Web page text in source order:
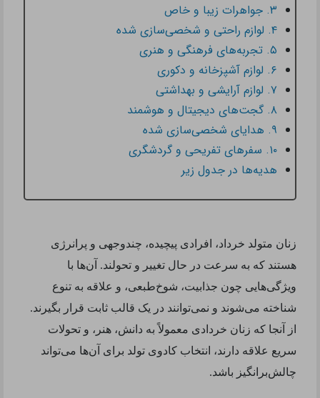
۳. جواهرات زیبا و خاص
۴. لوازم راحتی و شخصی‌سازی شده
۵. تجربه‌های فرهنگی و هنری
۶. لوازم آشپزخانه و دکوری
۷. لوازم آرایشی و بهداشتی
۸. گجت‌های دیجیتال و هوشمند
۹. هدایای شخصی‌سازی شده
۱۰. سفرهای تفریحی و گردشگری
هدیه‌ها در جدول زیر
زنان متولد خرداد، افرادی پیچیده، چندوجهی و پرانرژی
هستند که به سرعت در حال تغییر و تحولند. آن‌ها با
ویژگی‌هایی چون جذابیت، شوخ‌طبعی، و علاقه به تنوع
شناخته می‌شوند و نمی‌توانند در یک قالب ثابت قرار بگیرند.
از آنجا که زنان خردادی معمولاً به دانش، هنر، و تحولات
سریع علاقه دارند، انتخاب کادوی تولد برای آن‌ها می‌تواند
چالش‌برانگیز باشد.